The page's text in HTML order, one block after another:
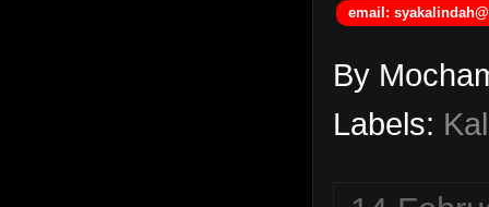
email:
By
Labels: